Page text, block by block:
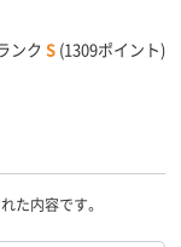
ンク S (1309ポイント)
た内容です。